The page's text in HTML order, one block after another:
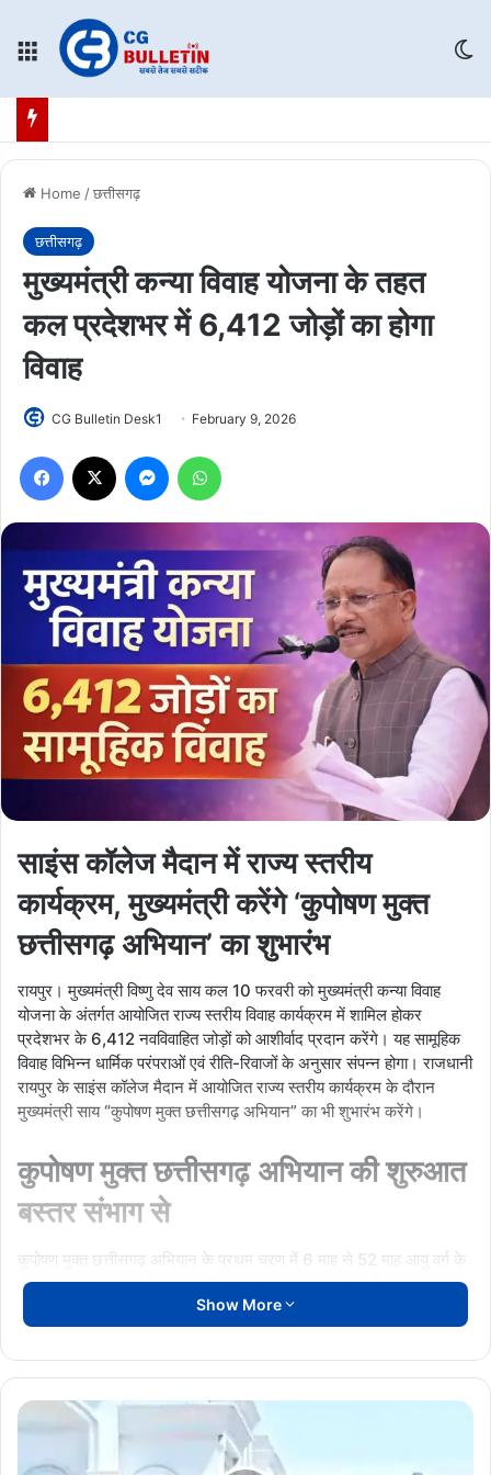
Menu
Home /छत्तीसगढ़
छत्तीसगढ़
मुख्यमंत्री कन्या विवाह योजना के तहत
कल प्रदेशभर में 6,412 जोड़ों का होगा
विवाह
CG Bulletin Desk1 February 9, 2026
Facebook Messenger
साइंस कॉलेज मैदान में राज्य स्तरीय
कार्यक्रम, मुख्यमंत्री करेंगे ‘कुपोषण मुक्त
छत्तीसगढ़ अभियान’ का शुभारंभ
रायपुर। मुख्यमंत्री विष्णु देव साय कल 10 फरवरी को मुख्यमंत्री कन्या विवाह
योजना के अंतर्गत आयोजित राज्य स्तरीय विवाह कार्यक्रम में शामिल होकर
प्रदेशभर के 6,412 नवविवाहित जोड़ों को आशीर्वाद प्रदान करेंगे। यह सामूहिक
विवाह विभिन्न धार्मिक परंपराओं एवं रीति-रिवाजों के अनुसार संपन्न होगा। राजधानी
रायपुर के साइंस कॉलेज मैदान में आयोजित राज्य स्तरीय कार्यक्रम के दौरान
मुख्यमंत्री साय “कुपोषण मुक्त छत्तीसगढ़ अभियान” का भी शुभारंभ करेंगे।
कुपोषण मुक्त छत्तीसगढ़ अभियान की शुरुआत
बस्तर संभाग से
कुपोषण मुक्त छत्तीसगढ़ अभियान के प्रथम चरण में 6 माह से 52 माह आयु वर्ग के
40 हजार कुपोषित बच्चों को कवर किया जाएगा। इस अभियान की शुरुआत बस्तर
संभाग से की जाएगी, जिसमें बीजापुर, दंतेवाड़ा, नारायणपुर और सुकमा जिले शामिल
हैं।
राज्य स्तरीय कार्यक्रम में प्रमुख जनप्रतिनिधियों की उपस्थितिइस भव्य कार्यक्रम
की अध्यक्षता विधानसभा अध्यक्ष डॉ. रमन सिंह करेंगे। कार्यक्रम में उप मुख्यमंत्री
द्वय अरुण साव एवं विजय शर्मा, केंद्रीय आवास एवं शहरी विकास राज्य मंत्री तोखन
साहू, महिला एवं बाल विकास मंत्री लक्ष्मी राजवाड़े सहित मंत्रिमंडल के सदस्य,
Show More
10